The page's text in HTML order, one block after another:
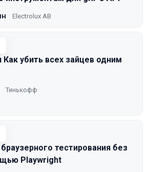
Electrolux AB
Как убить всех зайцев одним
Тинькофф
тестирования без
Playwright